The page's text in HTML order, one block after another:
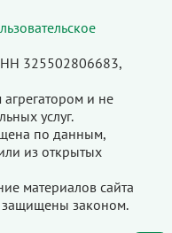
325502806683,
и не
услуг.
по данным,
из открытых
материалов сайта
законом.